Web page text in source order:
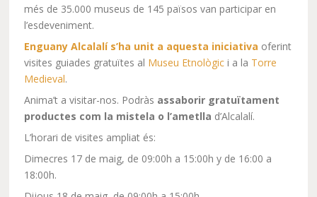
més de 35.000 museus de 145 països van participar en
l’esdeveniment.
Enguany Alcalalí s’ha unit a aquesta iniciativa oferint
visites guiades gratuïtes al Museu Etnològic i a la Torre
Medieval.
Anima’t a visitar-nos. Podràs assaborir gratuïtament
productes com la mistela o l’ametlla d’Alcalalí.
L’horari de visites ampliat és:
Dimecres 17 de maig, de 09:00h a 15:00h y de 16:00 a
18:00h.